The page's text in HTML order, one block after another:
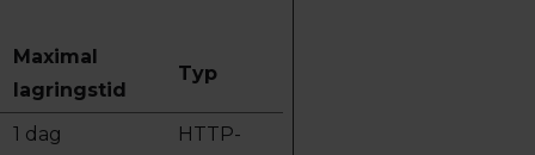
Maximal
lagringstid
Typ
1 dag
HTTP-